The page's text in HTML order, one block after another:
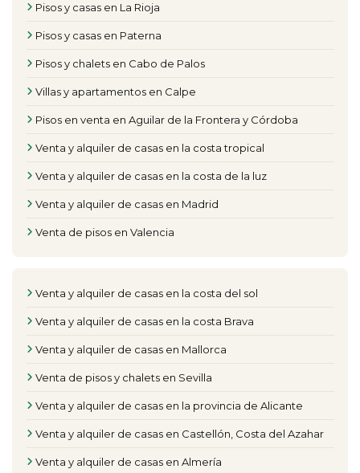
Pisos y casas en La Rioja
Pisos y casas en Paterna
Pisos y chalets en Cabo de Palos
Villas y apartamentos en Calpe
Pisos en venta en Aguilar de la Frontera y Córdoba
Venta y alquiler de casas en la costa tropical
Venta y alquiler de casas en la costa de la luz
Venta y alquiler de casas en Madrid
Venta de pisos en Valencia
Venta y alquiler de casas en la costa del sol
Venta y alquiler de casas en la costa Brava
Venta y alquiler de casas en Mallorca
Venta de pisos y chalets en Sevilla
Venta y alquiler de casas en la provincia de Alicante
Venta y alquiler de casas en Castellón, Costa del Azahar
Venta y alquiler de casas en Almería